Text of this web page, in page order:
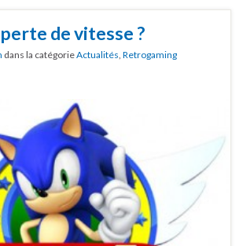
de vitesse ?
dans la catégorieActualités Retrogaming